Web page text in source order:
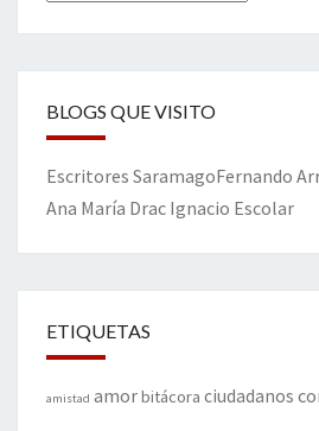
BLOGS QUE VISITO
Escritores SaramagoFernando
Ana María Drac Ignacio Escolar
ETIQUETAS
amistad amorbitácora ciudadanos